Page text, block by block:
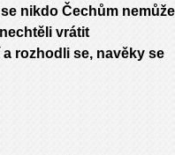
nikdo Čechům nemůže
vrátit
rozhodli se, navěky se